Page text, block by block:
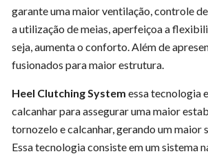
garante uma maior ventilação, controle
a utilização de meias, aperfeiçoa a
seja, aumenta o conforto. Além de
fusionados para maior estrutura.
Heel Clutching System essa tecnologia
calcanhar para assegurar uma maior
tornozelo e calcanhar, gerando um maior
Essa tecnologia consiste em um sistema